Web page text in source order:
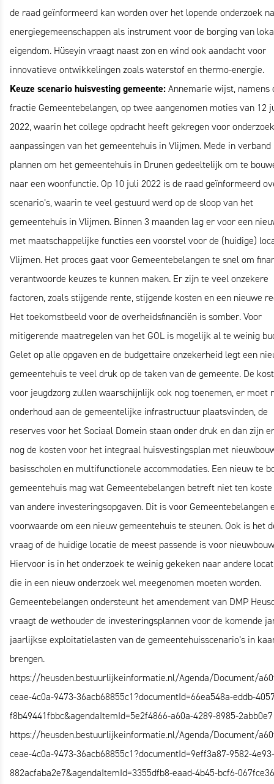
de raad geïnformeerd kan worden over het lopende onderzoek
energiegemeenschappen als instrument voor de borging van
eigendom. Hüseyin vraagt naast zon en wind ook aandacht voor
innovatieve ontwikkelingen zoals waterstof en thermo-energie.
Keuze scenario huisvesting gemeente: Annemarie wijst, namens
fractie Gemeentebelangen, op twee aangenomen moties van 12
2022, waarin het college opdracht heeft gekregen voor
aanpassingen van het gemeentehuis in Vlijmen. Mede in verband
plannen om het gemeentehuis in Drunen gedeeltelijk om te
naar een woonfunctie. Op 10 juli 2022 is de raad geïnformeerd
scenario’s, waarin te veel gestuurd werd op de sloop van het
gemeentehuis in Vlijmen. Binnen 3 maanden lag er voor een
met maatschappelijke functies een voorstel voor de (huidige)
Vlijmen. Het proces gaat voor Gemeentebelangen te snel om
verantwoorde keuzes te kunnen maken. Er zijn te veel onzekere
factoren, zoals stijgende rente, stijgende kosten en een nieuwe
Het toekomstbeeld voor de overheidsfinanciën is somber. Voor
mitigerende maatregelen van het GOL is mogelijk al te weinig
Gelet op alle opgaven en de budgettaire onzekerheid legt een
gemeentehuis te veel druk op de taken van de gemeente. De
voor jeugdzorg zullen waarschijnlijk ook nog toenemen, er moet
onderhoud aan de gemeentelijke infrastructuur plaatsvinden, de
reserves voor het Sociaal Domein staan onder druk en dan zijn
nog de kosten voor het integraal huisvestingsplan met
basisscholen en multifunctionele accommodaties. Een nieuw te
gemeentehuis mag wat Gemeentebelangen betreft niet ten koste
van andere investeringsopgaven. Dit is voor Gemeentebelangen
voorwaarde om een nieuw gemeentehuis te steunen. Ook is het
vraag of de huidige locatie de meest passende is voor
Hiervoor is in het onderzoek te weinig gekeken naar andere
die in een nieuw onderzoek wel meegenomen moeten worden.
Gemeentebelangen ondersteunt het amendement van DMP
vraagt de wethouder de investeringsplannen voor de komende
jaarlijkse exploitatielasten van de gemeentehuisscenario’s in
brengen.
https://heusden.bestuurlijkeinformatie.nl/Agenda/Document/
ceae-4c0a-9473-36acb68855c1?documentId=66ea548a-eddb-
f8b49441fbbc&agendaItemId=5e2f4866-a60a-4289-8985-
https://heusden.bestuurlijkeinformatie.nl/Agenda/Document/
ceae-4c0a-9473-36acb68855c1?documentId=9eff3a87-9582-
882acfaba2e7&agendaItemId=3355dfb8-eaad-4b45-bcf6-